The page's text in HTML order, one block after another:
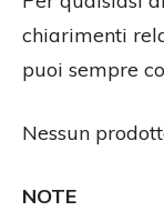
chiarimenti
puoi sempre
Nessun
NOTE